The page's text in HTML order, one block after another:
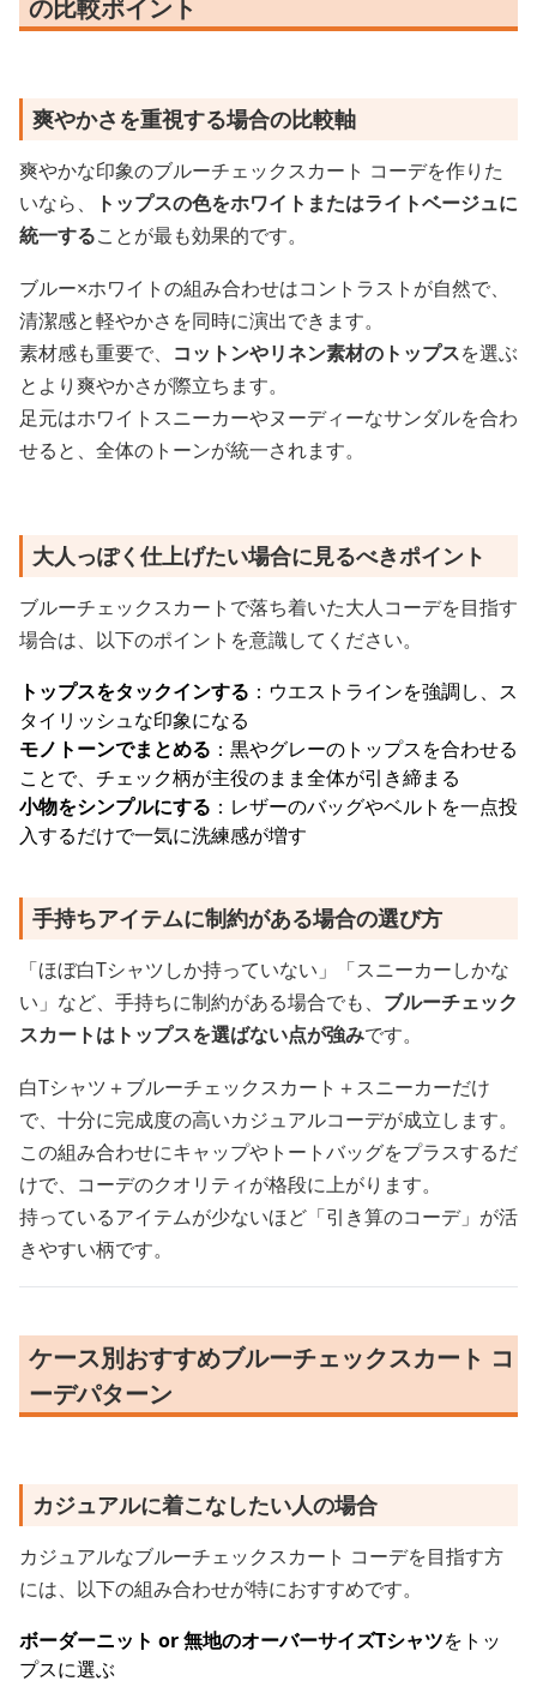
の比較ポイント
爽やかさを重視する場合の比較軸
爽やかな印象のブルーチェックスカート コーデを作りた
いなら、
トップスの色をホワイトまたはライトベージュに
統一することが最も効果的です。
ブルー×ホワイトの組み合わせはコントラストが自然で、
清潔感と軽やかさを同時に演出できます。
素材感も重要で、 コットンやリネン素材のトップスを選ぶ
とより爽やかさが際立ちます。
足元はホワイトスニーカーやヌーディーなサンダルを合わ
せると、全体のトーンが統一されます。
大人っぽく仕上げたい場合に見るべきポイント
ブルーチェックスカートで落ち着いた大人コーデを目指す
場合は、以下のポイントを意識してください。
トップスをタックインする ：ウエストラインを強調し、ス
タイリッシュな印象になる
モノトーンでまとめる ：黒やグレーのトップスを合わせる
ことで、チェック柄が主役のまま全体が引き締まる
小物をシンプルにする ：レザーのバッグやベルトを一点投
入するだけで一気に洗練感が増す
手持ちアイテムに制約がある場合の選び方
「ほぼ白Tシャツしか持っていない」「スニーカーしかな
い」など、手持ちに制約がある場合でも、 ブルーチェック
スカートはトップスを選ばない点が強みです。
白Tシャツ＋ブルーチェックスカート＋スニーカーだけ
で、十分に完成度の高いカジュアルコーデが成立します。
この組み合わせにキャップやトートバッグをプラスするだ
けで、コーデのクオリティが格段に上がります。
持っているアイテムが少ないほど「引き算のコーデ」が活
きやすい柄です。
ケース別おすすめブルーチェックスカート コ
ーデパターン
カジュアルに着こなしたい人の場合
カジュアルなブルーチェックスカート コーデを目指す方
には、以下の組み合わせが特におすすめです。
ボーダーニット or 無地のオーバーサイズTシャツをトッ
プスに選ぶ